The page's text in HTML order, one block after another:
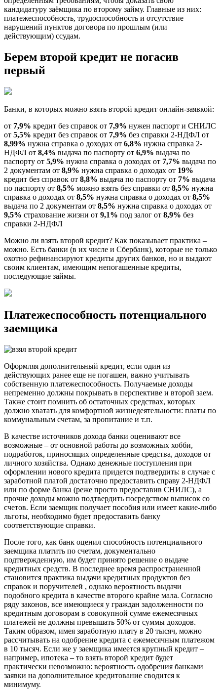
кандидатуру заёмщика по второму займу. Главные из них:
платежеспособность, трудоспособность и отсутствие
нарушений пунктов договора по прошлым (или
действующим) ссудам.
Берем второй кредит не погасив
первый
Банки, в которых можно взять второй кредит онлайн-заявкой:
от 7,9% кредит без справок от 7,9% нужен паспорт и СНИЛС
от 5,5% кредит без справок от 7,9% без справки 2-НДФЛ от
8,99% нужна справка о доходах от 6,8% нужна справка 2-
НДФЛ от 8,4% выдача по паспорту от 6,9% выдача по
паспорту от 5,9% нужна справка о доходах от 7,7% выдача по
2 документам от 8,9% нужна справка о доходах от 19%
кредит без справок от 8,8% выдача по паспорту от 7% выдача
по паспорту от 8,5% можно взять без справки от 8,5% нужна
справка о доходах от 8,5% нужна справка о доходах от 8,5%
выдача по 2 документам от 8,5% нужна справка о доходах от
9,5% страхование жизни от 9,1% под залог от 8,9% без
справки 2-НДФЛ
Можно ли взять второй кредит? Как показывает практика –
можно. Есть банки (в их числе и Сбербанк), которые не только
охотно рефинансируют кредиты других банков, но и выдают
своим клиентам, имеющим непогашенные кредиты,
последующие займы.
Платежеспособность потенциального
заемщика
Оформляя дополнительный кредит, если один из
действующих ранее еще не погашен, важно учитывать
собственную платежеспособность. Получаемые доходы
непременно должны покрывать в перспективе и второй заем.
Также стоит помнить об остаточных средствах, которых
должно хватать для комфортной жизнедеятельности: платы по
коммунальным счетам, за пропитание и т.п.
В качестве источников дохода банки оценивают все
возможные – от основной работы до возможных хобби,
подработок, приносящих определенные средства, доходов от
личного хозяйства. Однако денежные поступления при
оформлении нового кредита придется подтвердить: в случае с
заработной платой достаточно предоставить справу 2-НДФЛ
или по форме банка (реже просто предоставив СНИЛС), а
прочие доходы можно подтвердить посредством выписок со
счетов. Если заемщик получает пособия или имеет какие-либо
льготы, необходимо будет предоставить банку
соответствующие справки.
После того, как банк оценил способность потенциального
заемщика платить по счетам, документально
подтвержденную, им будет принято решение о выдаче
кредитных средств. В последнее время распространенной
становится практика выдачи кредитных продуктов без
справок и поручителей , однако вероятность выдачи
подобного кредита в качестве второго крайне мала. Согласно
ряду законов, все имеющиеся у граждан задолженности по
кредитным договорам в совокупной сумме ежемесячных
платежей не должны превышать 50% от суммы доходов.
Таким образом, имея заработную плату в 20 тысяч, можно
рассчитывать на одобрение кредита с ежемесячным платежом
в 10 тысяч. Если же у заемщика имеется крупный кредит –
например, ипотека – то взять второй кредит будет
практически невозможно: вероятность одобрения банками
заявки на дополнительное кредитование сводится к
минимуму.